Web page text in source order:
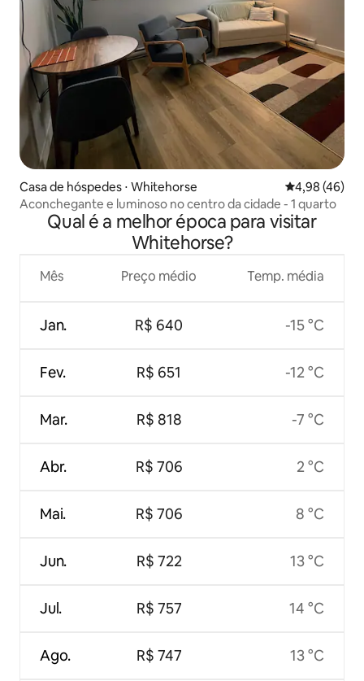
Casa de hóspedes ⋅ Whitehorse 4,98 de uma
4,98 (46)
Aconchegante e luminoso no centro da cidade - 1 quarto
Qual é a melhor época para visitar
Whitehorse?
Mês
Jan.
Fev.
Mar.
Abr.
Mai.
Jun.
Jul.
Ago.
Preço médio
R$ 640
R$ 651
R$ 818
R$ 706
R$ 706
R$ 722
R$ 757
R$ 747
Temp. média
-15 °C
-12 °C
-7 °C
2 °C
8 °C
13 °C
14 °C
13 °C